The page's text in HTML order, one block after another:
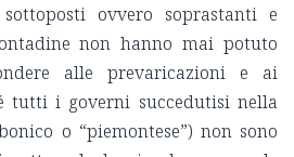
ovvero soprastanti e
non hanno mai potuto
alle prevaricazioni e ai
tutti i governi succedutisi nella
o “piemontese”) non sono